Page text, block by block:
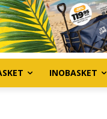
INOBASKET